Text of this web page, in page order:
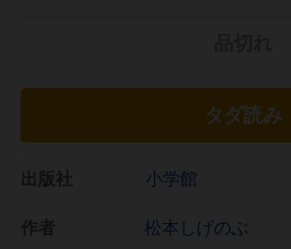
タダ読み
小学館
松本しげのぶ